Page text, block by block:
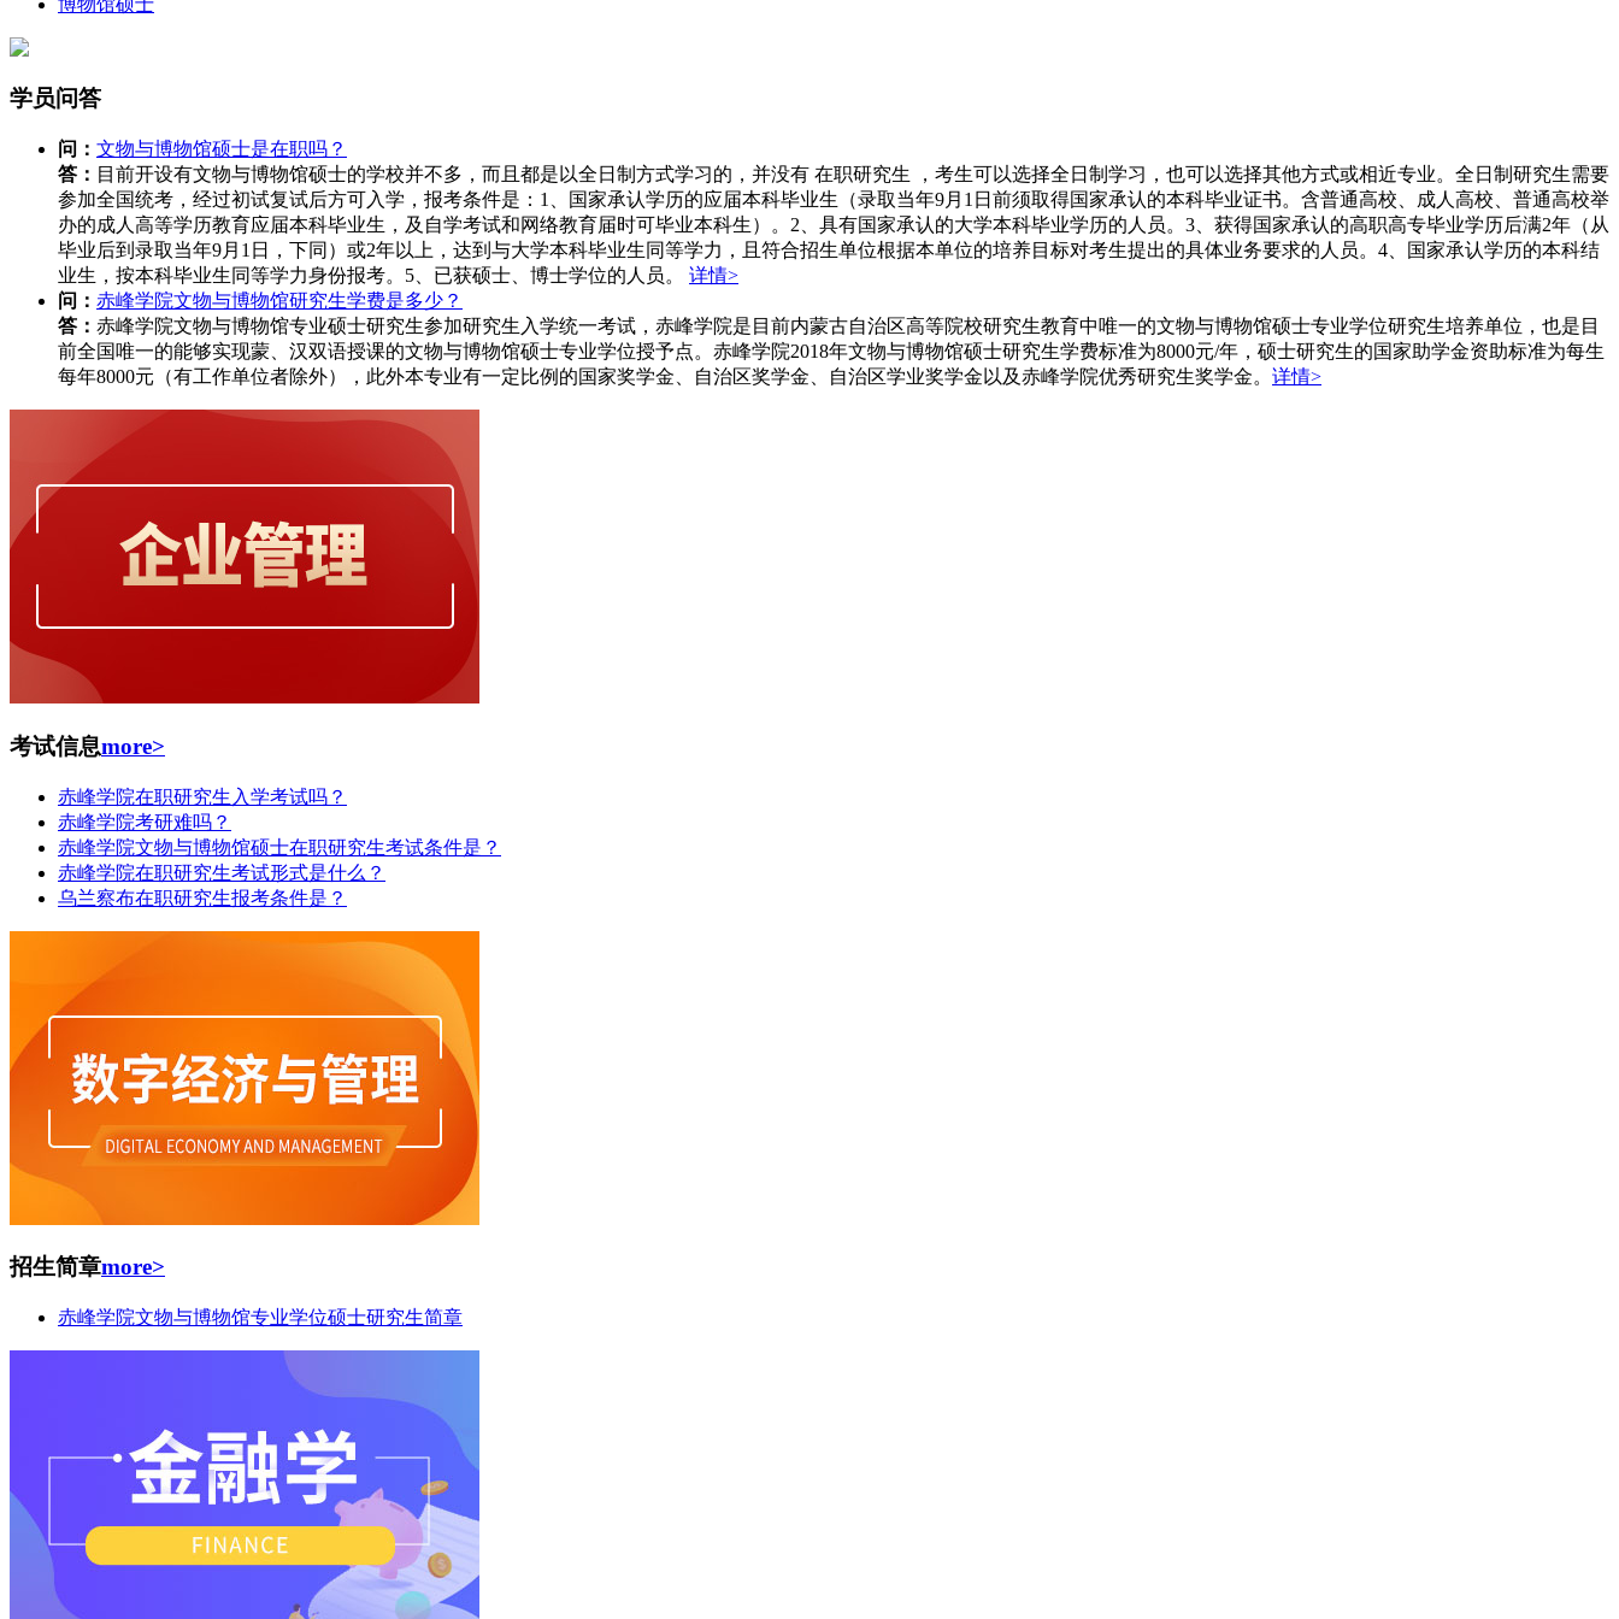
学员问答
问： 文物与博物馆硕士是在职吗？
答： 目前开设有文物与博物馆硕士的学校并不多，而且都是以全日制方式学习的，并没有 在职研究生 ，考生可以选择全日制学习，也可以选择其他方式或相近专业。全日制研究生需要
参加全国统考，经过初试复试后方可入学，报考条件是：1、国家承认学历的应届本科毕业生（录取当年9月1日前须取得国家承认的本科毕业证书。含普通高校、成人高校、普通高校举
办的成人高等学历教育应届本科毕业生，及自学考试和网络教育届时可毕业本科生）。2、具有国家承认的大学本科毕业学历的人员。3、获得国家承认的高职高专毕业学历后满2年（从
毕业后到录取当年9月1日，下同）或2年以上，达到与大学本科毕业生同等学力，且符合招生单位根据本单位的培养目标对考生提出的具体业务要求的人员。4、国家承认学历的本科结
业生，按本科毕业生同等学力身份报考。5、已获硕士、博士学位的人员。 详情>
问： 赤峰学院文物与博物馆研究生学费是多少？
答： 赤峰学院文物与博物馆专业硕士研究生参加研究生入学统一考试，赤峰学院是目前内蒙古自治区高等院校研究生教育中唯一的文物与博物馆硕士专业学位研究生培养单位，也是目
前全国唯一的能够实现蒙、汉双语授课的文物与博物馆硕士专业学位授予点。赤峰学院2018年文物与博物馆硕士研究生学费标准为8000元/年，硕士研究生的国家助学金资助标准为每生
每年8000元（有工作单位者除外），此外本专业有一定比例的国家奖学金、自治区奖学金、自治区学业奖学金以及赤峰学院优秀研究生奖学金。 详情>
考试信息more>
赤峰学院在职研究生入学考试吗？
赤峰学院考研难吗？
赤峰学院文物与博物馆硕士在职研究生考试条件是？
赤峰学院在职研究生考试形式是什么？
乌兰察布在职研究生报考条件是？
招生简章more>
赤峰学院文物与博物馆专业学位硕士研究生简章